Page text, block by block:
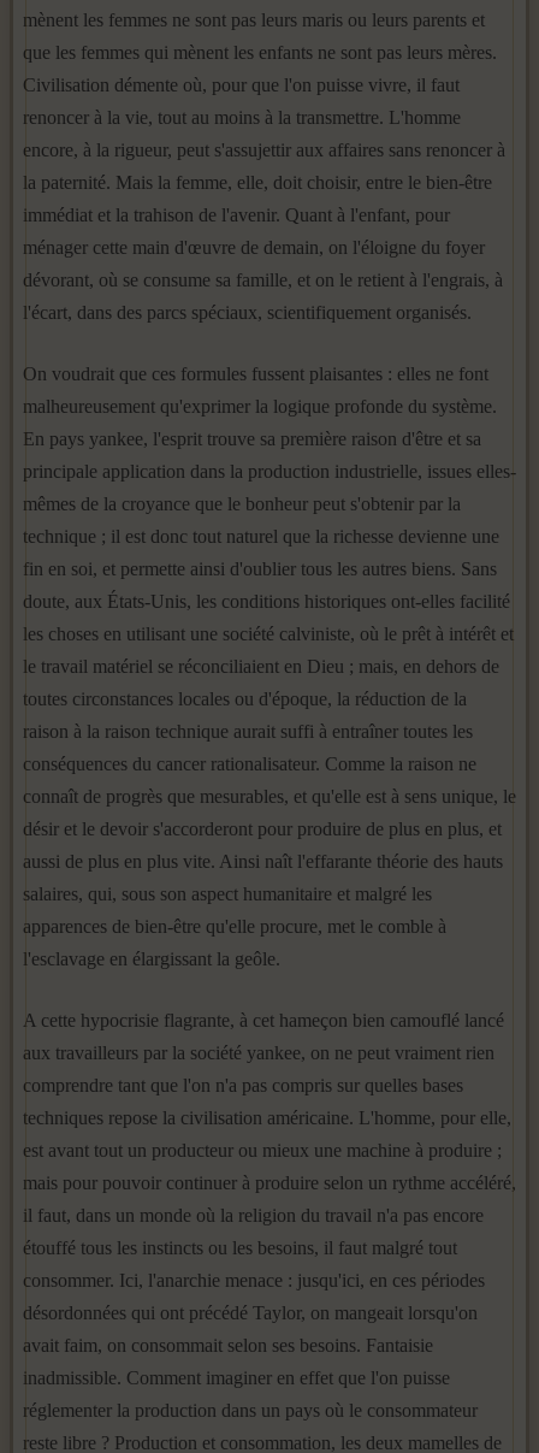
mènent les femmes ne sont pas leurs maris ou leurs parents et
que les femmes qui mènent les enfants ne sont pas leurs mères.
Civilisation démente où, pour que l'on puisse vivre, il faut
renoncer à la vie, tout au moins à la transmettre. L'homme
encore, à la rigueur, peut s'assujettir aux affaires sans renoncer à
la paternité. Mais la femme, elle, doit choisir, entre le bien-être
immédiat et la trahison de l'avenir. Quant à l'enfant, pour
ménager cette main d'œuvre de de­main, on l'éloigne du foyer
dévorant, où se consume sa famille, et on le retient à l'engrais, à
l'écart, dans des parcs spéciaux, scientifiquement organisés.
On voudrait que ces formules fussent plaisantes : elles ne font
mal­heureusement qu'exprimer la logique profonde du système.
En pays yankee, l'esprit trouve sa première raison d'être et sa
principale applica­tion dans la production industrielle, issues elles-
mêmes de la croyance que le bonheur peut s'obtenir par la
technique ; il est donc tout naturel que la richesse devienne une
fin en soi, et permette ainsi d'oublier tous les autres biens. Sans
doute, aux États-Unis, les conditions historiques ont-elles facilité
les choses en utilisant une société calviniste, où le prêt à intérêt et
le travail matériel se réconciliaient en Dieu ; mais, en dehors de
toutes circonstances locales ou d'époque, la réduction de la
raison à la raison technique aurait suffi à entraîner toutes les
conséquences du cancer rationalisateur. Comme la raison ne
connaît de progrès que me­surables, et qu'elle est à sens unique, le
désir et le devoir s'accorderont pour produire de plus en plus, et
aussi de plus en plus vite. Ainsi naît l'effarante théorie des hauts
salaires, qui, sous son aspect humanitaire et malgré les
apparences de bien-être qu'elle procure, met le comble à
l'esclavage en élargissant la geôle.
A cette hypocrisie flagrante, à cet hameçon bien camouflé lancé
aux travailleurs par la société yankee, on ne peut vraiment rien
comprendre tant que l'on n'a pas compris sur quelles bases
techniques repose la civi­lisation américaine. L'homme, pour elle,
est avant tout un producteur ou mieux une machine à produire ;
mais pour pouvoir continuer à produire selon un rythme accéléré,
il faut, dans un monde où la religion du travail n'a pas encore
étouffé tous les instincts ou les besoins, il faut malgré tout
consommer. Ici, l'anarchie menace : jusqu'ici, en ces pério­des
désordonnées qui ont précédé Taylor, on mangeait lorsqu'on
avait faim, on consommait selon ses besoins. Fantaisie
inadmissible. Com­ment imaginer en effet que l'on puisse
réglementer la production dans un pays où le consommateur
reste libre ? Production et consommation, les deux mamelles de